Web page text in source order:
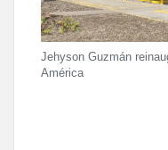
Jehyson Guzmán
América